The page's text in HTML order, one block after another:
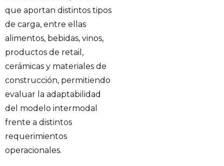
que aportan distintos tipos
de carga, entre ellas
alimentos, bebidas, vinos,
productos de retail,
cerámicas y materiales de
construcción, permitiendo
evaluar la adaptabilidad
del modelo intermodal
frente a distintos
requerimientos
operacionales.